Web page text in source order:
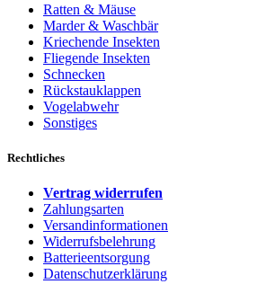
Ratten & Mäuse
Marder & Waschbär
Kriechende Insekten
Fliegende Insekten
Schnecken
Rückstauklappen
Vogelabwehr
Sonstiges
Rechtliches
Vertrag widerrufen
Zahlungsarten
Versandinformationen
Widerrufsbelehrung
Batterieentsorgung
Datenschutzerklärung